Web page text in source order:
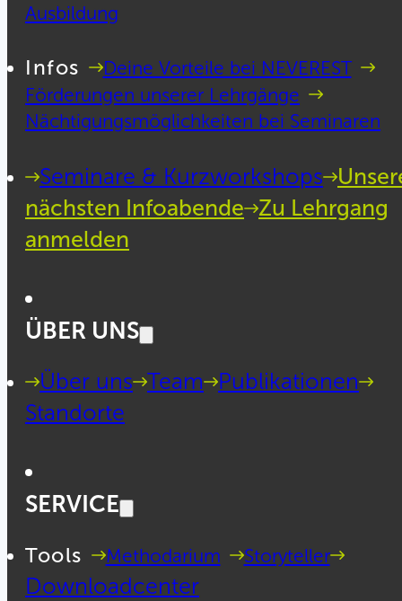
Ausbildung
Infos
Deine Vorteile bei NEVEREST
Förderungen unserer Lehrgänge
Nächtigungsmöglichkeiten bei Seminaren
Seminare & Kurzworkshops
nächsten Infoabende Zu Lehrgang
anmelden
ÜBER UNS
Über uns Team
Publikationen
Standorte
SERVICE
Tools Methodarium Storyteller
Downloadcenter